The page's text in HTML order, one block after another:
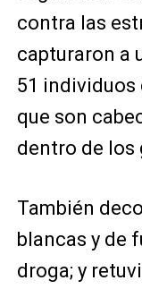
contra las
capturaron a
51 individuos
que son
dentro de los
También
blancas y de
droga; y